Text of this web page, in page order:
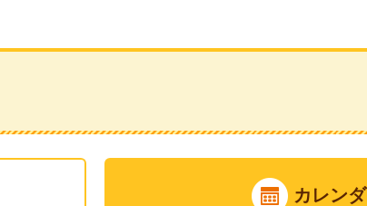
カレン